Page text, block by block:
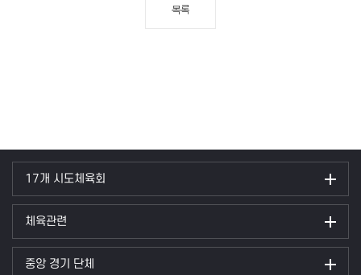
목록
17개 시도체육회
체육관련
중앙 경기 단체